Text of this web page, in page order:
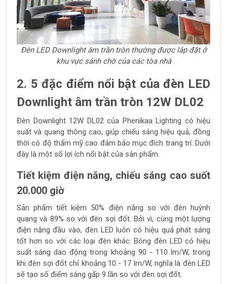
Đèn LED Downlight âm trần tròn thường được lắp đặt ở
khu vực sảnh chờ của các tòa nhà
2. 5 đặc điểm nổi bật của đèn LED
Downlight âm trần tròn 12W DL02
Đèn Downlight 12W DL02 của Phenikaa Lighting có hiệu
suất và quang thông cao, giúp chiếu sáng hiệu quả, đồng
thời có độ thẩm mỹ cao đảm bảo mục đích trang trí. Dưới
đây là một số lợi ích nổi bật của sản phẩm.
Tiết kiệm điện năng, chiếu sáng cao suốt
20.000 giờ
Sản phẩm tiết kiệm 50% điện năng so với đèn huỳnh
quang và 89% so với đèn sợi đốt. Bởi vì, cùng một lượng
điện năng đầu vào, đèn LED luôn có hiệu quả phát sáng
tốt hơn so với các loại đèn khác. Bóng đèn LED có hiệu
suất sáng dao động trong khoảng 90 - 110 lm/W, trong
khi đèn sợi đốt chỉ khoảng 10 - 17 lm/W, nghĩa là đèn LED
sẽ tạo số điểm sáng gấp 9 lần so với đèn sợi đốt.